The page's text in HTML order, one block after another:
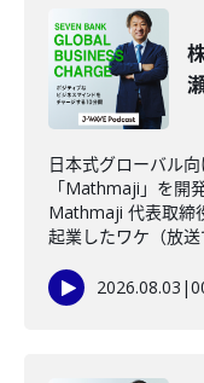
日本式グローバル
「Mathmaji」を開
Mathmaji 代表取締
起業したワケ（放
2026.08.03 |